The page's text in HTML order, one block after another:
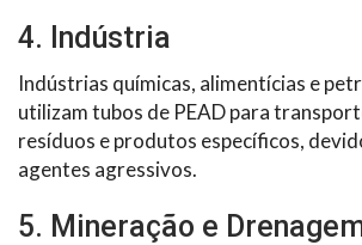
4. Indústria
Indústrias químicas, alimentícias e
utilizam tubos de PEAD para
resíduos e produtos específicos,
agentes agressivos.
5. Mineração e